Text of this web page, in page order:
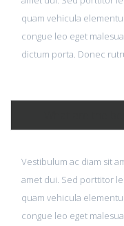
quam vehicula
congue leo eget
dictum porta. Donec
What are the
Vestibulum ac diam sit
amet dui. Sed porttitor
quam vehicula
congue leo eget